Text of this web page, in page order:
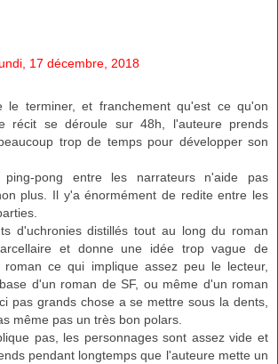
17 décembre, 2018
le terminer, et franchement qu'est ce qu'on
récit se déroule sur 48h, l'auteure prends
trop de temps pour développer son
pong entre les narrateurs n'aide pas
plus. Il y'a énormément de redite entre les
d'uchronies distillés tout au long du roman
et donne une idée trop vague de
roman ce qui implique assez peu le lecteur,
d'un roman de SF, ou même d'un roman
pas grands chose a se mettre sous la dents,
même pas un très bon polars.
pas, les personnages sont assez vide et
pendant longtemps que l'auteure mette un